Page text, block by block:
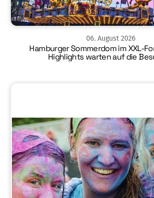
06. August 2026
Hamburger Sommerdom im XXL-
Highlights warten auf die